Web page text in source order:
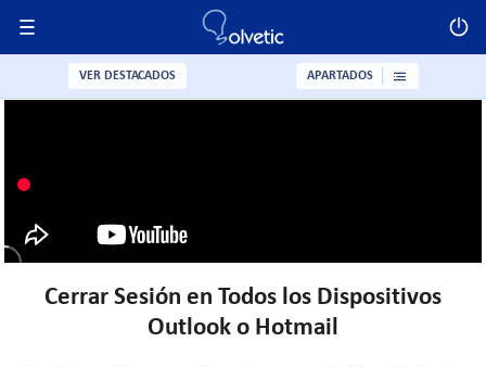
Cerrar Sesión en Todos los Dispositivos
Outlook o Hotmail
VER DESTACADOS APARTADOS